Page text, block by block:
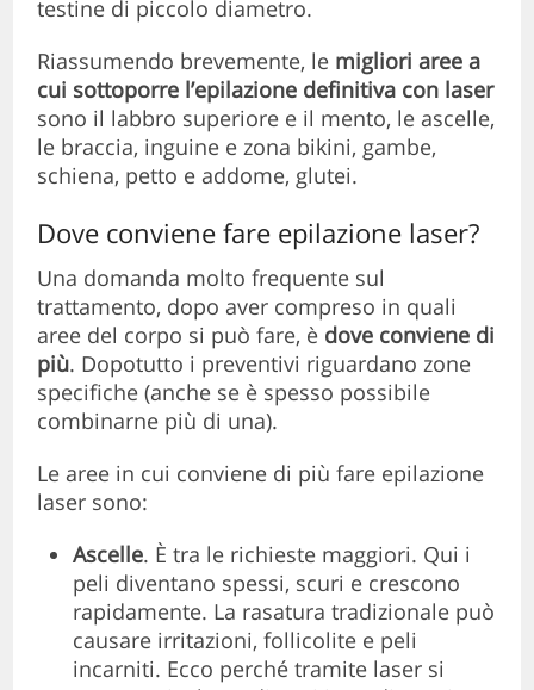
testine di piccolo diametro.
Riassumendo brevemente, le migliori aree a
cui sottoporre l’epilazione definitiva con laser
sono il labbro superiore e il mento, le ascelle,
le braccia, inguine e zona bikini, gambe,
schiena, petto e addome, glutei.
Dove conviene fare epilazione laser?
Una domanda molto frequente sul
trattamento, dopo aver compreso in quali
aree del corpo si può fare, è dove conviene di
più. Dopotutto i preventivi riguardano zone
specifiche (anche se è spesso possibile
combinarne più di una).
Le aree in cui conviene di più fare epilazione
laser sono:
Ascelle. È tra le richieste maggiori. Qui i
peli diventano spessi, scuri e crescono
rapidamente. La rasatura tradizionale può
causare irritazioni, follicolite e peli
incarniti. Ecco perché tramite laser si